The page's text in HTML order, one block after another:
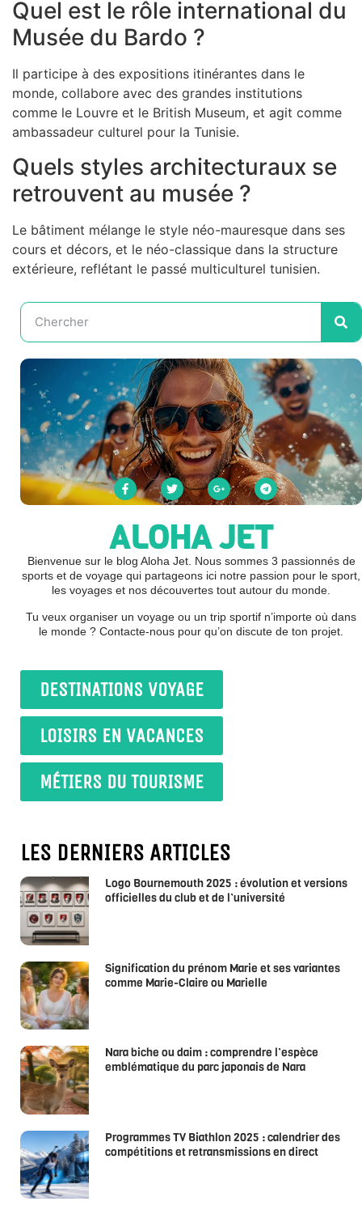
Quel est le rôle international du
Musée du Bardo ?
Il participe à des expositions itinérantes dans le
monde, collabore avec des grandes institutions
comme le Louvre et le British Museum, et agit comme
ambassadeur culturel pour la Tunisie.
Quels styles architecturaux se
retrouvent au musée ?
Le bâtiment mélange le style néo-mauresque dans ses
cours et décors, et le néo-classique dans la structure
extérieure, reflétant le passé multiculturel tunisien.
ALOHA JET
Bienvenue sur le blog Aloha Jet. Nous sommes 3 passionnés de
sports et de voyage qui partageons ici notre passion pour le sport,
les voyages et nos découvertes tout autour du monde.
Tu veux organiser un voyage ou un trip sportif n’importe où dans
le monde ? Contacte-nous pour qu’on discute de ton projet.
DESTINATIONS VOYAGE
LOISIRS EN VACANCES
MÉTIERS DU TOURISME
LES DERNIERS ARTICLES
Logo Bournemouth 2025 : évolution et versions
officielles du club et de l’université
Signification du prénom Marie et ses variantes
comme Marie-Claire ou Marielle
Nara biche ou daim : comprendre l’espèce
emblématique du parc japonais de Nara
Programmes TV Biathlon 2025 : calendrier des
compétitions et retransmissions en direct